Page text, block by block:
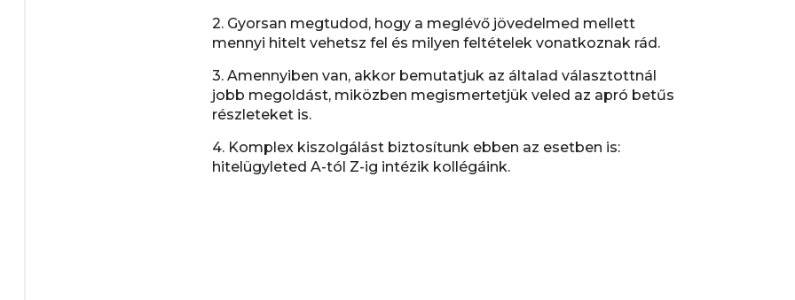
2. Gyorsan megtudod, hogy a meglévő jövedelmed mellett
mennyi hitelt vehetsz fel és milyen feltételek vonatkoznak rád.
3. Amennyiben van, akkor bemutatjuk az általad választottnál
jobb megoldást, miközben megismertetjük veled az apró betűs
részleteket is.
4. Komplex kiszolgálást biztosítunk ebben az esetben is:
hitelügyleted A-tól Z-ig intézik kollégáink.